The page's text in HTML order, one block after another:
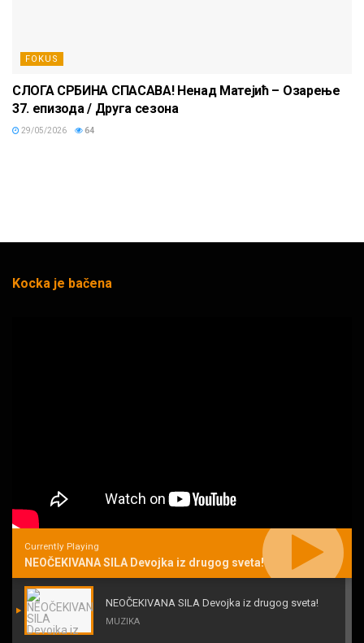
FOKUS
СЛОГА СРБИНА СПАСАВА! Ненад Матејић – Oзарење
37. епизода / Друга сезона
29/05/2026 64
Kocka je bačena
Currently Playing
NEOČEKIVANA SILA Devojka iz drugog sveta!
NEOČEKIVANA SILA Devojka iz drugog sveta!
MUZIKA